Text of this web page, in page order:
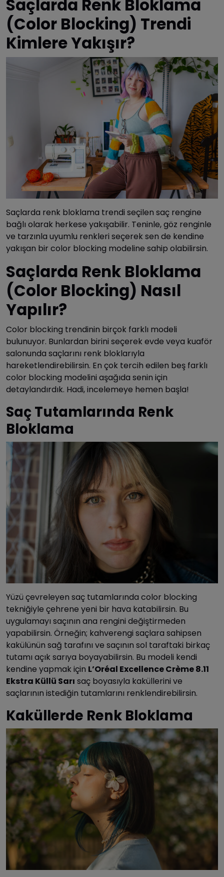
Saçlarda Renk Bloklama
(Color Blocking) Trendi
Kimlere Yakışır?
Saçlarda renk bloklama trendi seçilen saç rengine
bağlı olarak herkese yakışabilir. Teninle, göz renginle
ve tarzınla uyumlu renkleri seçerek sen de kendine
yakışan bir color blocking modeline sahip olabilirsin.
Saçlarda Renk Bloklama
(Color Blocking) Nasıl
Yapılır?
Color blocking trendinin birçok farklı modeli
bulunuyor. Bunlardan birini seçerek evde veya kuaför
salonunda saçlarını renk bloklarıyla
hareketlendirebilirsin. En çok tercih edilen beş farklı
color blocking modelini aşağıda senin için
detaylandırdık. Hadi, incelemeye hemen başla!
Saç Tutamlarında Renk
Bloklama
Yüzü çevreleyen saç tutamlarında color blocking
tekniğiyle çehrene yeni bir hava katabilirsin. Bu
uygulamayı saçının ana rengini değiştirmeden
yapabilirsin. Örneğin; kahverengi saçlara sahipsen
kakülünün sağ tarafını ve saçının sol taraftaki birkaç
tutamı açık sarıya boyayabilirsin. Bu modeli kendi
kendine yapmak için L’Oréal Excellence Crème 8.11
Ekstra Küllü Sarı saç boyasıyla kaküllerini ve
saçlarının istediğin tutamlarını renklendirebilirsin.
Kaküllerde Renk Bloklama